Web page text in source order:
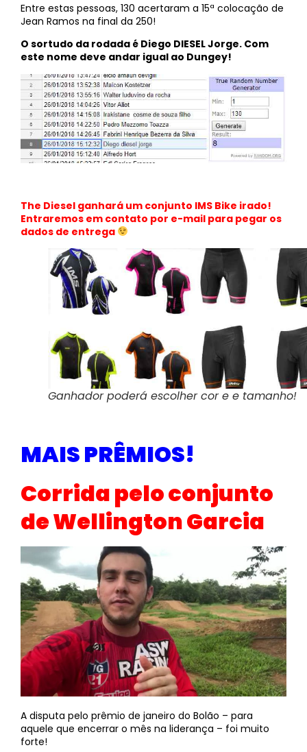
Entre estas pessoas, 130 acertaram a 15ª colocação de
Jean Ramos na final da 250!
O sortudo da rodada é Diego DIESEL Jorge. Com
este nome deve andar igual ao Dungey!
The Diesel ganhará um conjunto IMS Bike irado!
Entraremos em contato por e-mail para pegar os
dados de entrega
Ganhador poderá escolher cor e e tamanho!
MAIS PRÊMIOS!
Corrida pelo conjunto
de Wellington Garcia
A disputa pelo prêmio de janeiro do Bolão – para
aquele que encerrar o mês na liderança – foi muito
forte!